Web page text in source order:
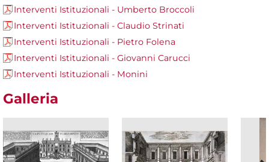
Interventi Istituzionali - Umberto Broccoli
Interventi Istituzionali - Claudio Strinati
Interventi Istituzionali - Pietro Folena
Interventi Istituzionali - Giovanni Carucci
Interventi Istituzionali - Monini
Galleria